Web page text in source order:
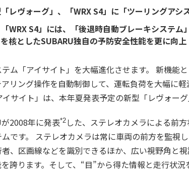
レヴォーグ」、「WRX S4」に「ツーリングアシ
WRX S4」には、「後退時自動ブレーキシステ
核としたSUBARU独自の予防安全性能を更に向上
ム「アイサイト」を大幅進化させます。 新機能
リング操作を自動制御して、運転負荷を大幅に
サイト」は、本年夏発表予定の新型「レヴォーグ
が2008年に発表*2 した、ステレオカメラによる前
です。 ステレオカメラは常に車両の前方を監視
、区画線などを識別できるほか、広い視野角と
誇ります。そして、“目”から得た情報と走行状